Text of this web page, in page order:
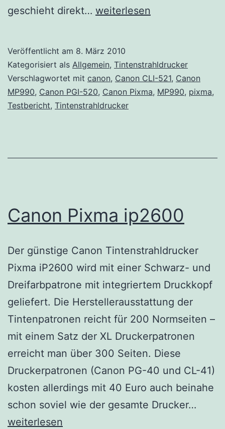
geschieht direkt… Testbericht
MP990
weiterlesen
Veröffentlicht am 8. März 2010
Kategorisiert als Allgemein, Tintenstrahldrucker
Verschlagwortet mit canon, Canon CLI-521, Canon
MP990, Canon PGI-520, Canon Pixma, MP990, pixma,
Testbericht, Tintenstrahldrucker
Canon Pixma ip2600
Der günstige Canon Tintenstrahldrucker
Pixma iP2600 wird mit einer Schwarz- und
Dreifarbpatrone mit integriertem Druckkopf
geliefert. Die Herstellerausstattung der
Tintenpatronen reicht für 200 Normseiten –
mit einem Satz der XL Druckerpatronen
erreicht man über 300 Seiten. Diese
Druckerpatronen (Canon PG-40 und CL-41)
kosten allerdings mit 40 Euro auch beinahe
schon soviel wie der gesamte Drucker…
weiterlesen